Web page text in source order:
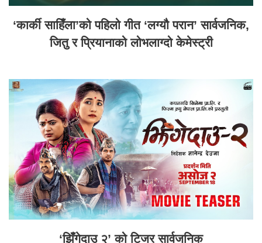
‘कार्की साहिँला’को पहिलो गीत ‘लग्यौ परान’ सार्वजनिक,
जितु र प्रियानाको लोभलाग्दो केमेस्ट्री
‘झिँगेदाउ २’ को टिजर सार्वजनिक